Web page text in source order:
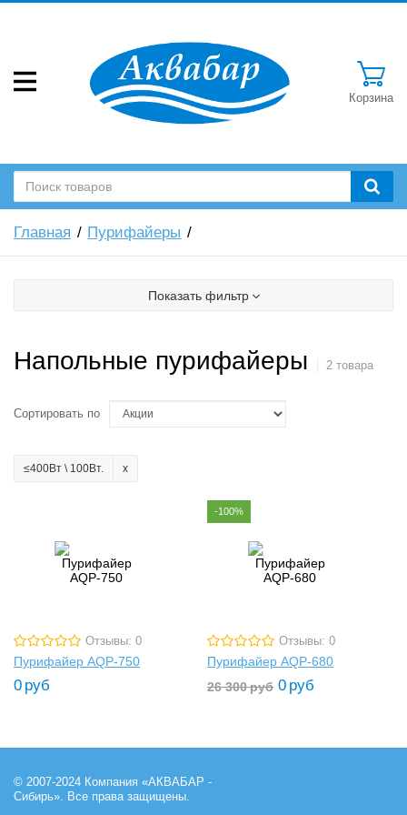
Корзина
Главная Пурифайеры
Показать фильтр
Напольные пурифайеры 2 товара
Сортировать по
≤400Вт \ 100Вт.
Отзывы: 0
Пурифайер AQP-750
0 руб
-100%
Отзывы: 0
Пурифайер AQP-680
26 300руб 0 руб
© 2007-2024 Компания «АКВАБАР -
Сибирь». Все права защищены.